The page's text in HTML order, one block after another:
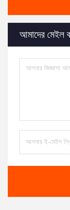
আমাদের মেইল